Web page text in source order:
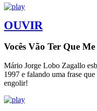
OUVIR
Vocês Vão Ter Que
Mário Jorge Lobo Zagallo
1997 e falando uma frase
engolir!